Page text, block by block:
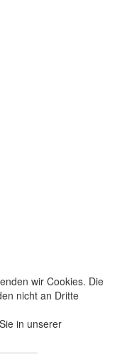
wir Cookies. Die
nicht an Dritte
in unserer